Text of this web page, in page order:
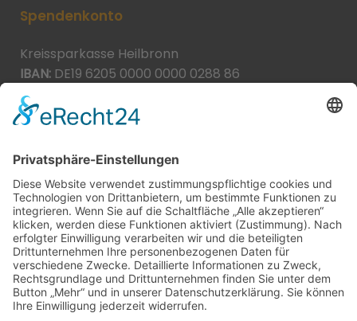
Spendenkonto
Kreissparkasse Heilbronn
IBAN: DE19 6205 0000 0000 0288 86
BIC:
Spende direkt via PayPal
JETZT SPENDEN
paypal@heilbronner-tierschutz.de